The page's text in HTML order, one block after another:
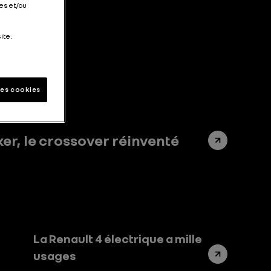
le crossover réinventé
La Renault 4 électrique a mille
usages
et/ou
cookies